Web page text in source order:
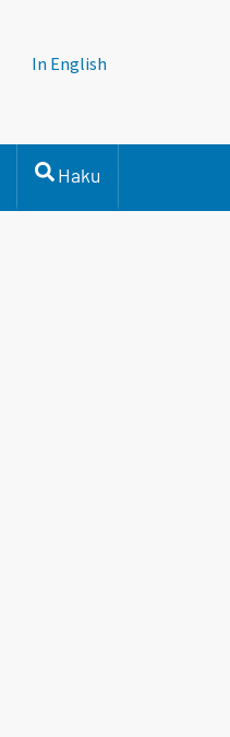
In English
Haku